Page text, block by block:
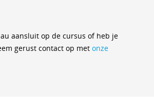
aansluit op de cursus of heb je
gerust contact op met onze